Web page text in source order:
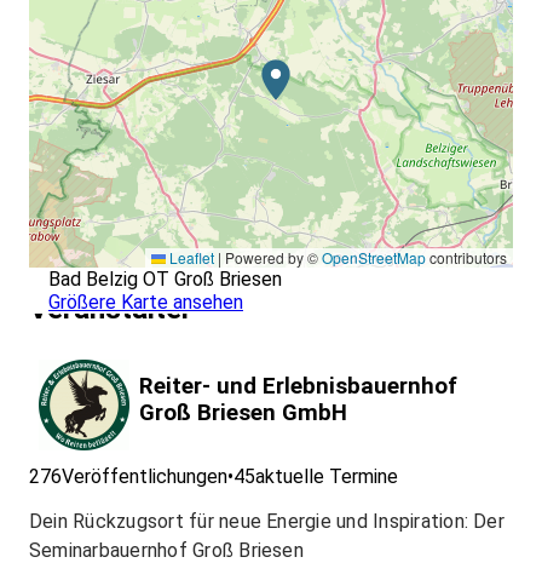
Leaflet | Powered by ©OpenStreetMapcontributors
Bad Belzig OT Groß Briesen
Größere Karte ansehen
Veranstalter
Reiter- und Erlebnisbauernhof
Groß Briesen GmbH
276Veröffentlichungen•45aktuelle Termine
Dein Rückzugsort für neue Energie und Inspiration: Der
Seminarbauernhof Groß Briesen